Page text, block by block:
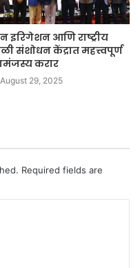
इरिगेशन आणि राष्ट्रीय
संशोधन केंद्रात महत्त्वपूर्ण
करार
August 29, 2025
Required fields are